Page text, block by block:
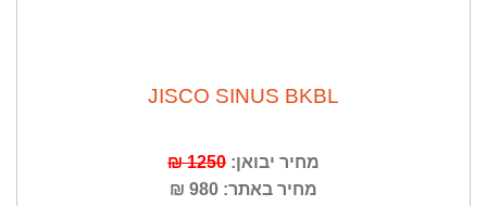
JISCO SINUS BKBL
מחיר יבואן: 1250 ₪
מחיר באתר: 980 ₪